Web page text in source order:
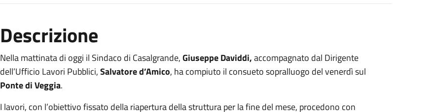
Descrizione
Nella mattinata di oggi il Sindaco di Casalgrande,Giuseppe Daviddi,accompagnato dal Dirigente
dell’Ufficio Lavori Pubblici,Salvatore d’Amico, ha compiuto il consueto sopralluogo del venerdì sul
Ponte di Veggia.
I lavori, con l’obiettivo fissato della riapertura della struttura per la fine del mese, procedono con